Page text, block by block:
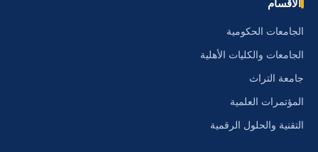
الجامعات الحكومية
الجامعات والكليات الأهلية
جامعة التراث
المؤتمرات العلمية
التقنية والحلول الرقمية